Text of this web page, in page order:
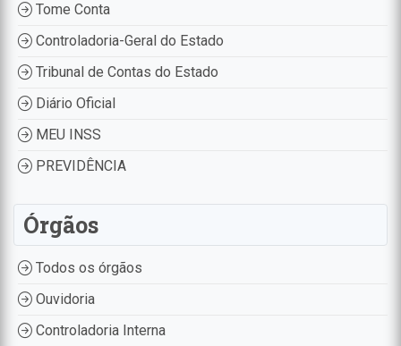
Tome Conta
Controladoria-Geral do Estado
Tribunal de Contas do Estado
Diário Oficial
MEU INSS
PREVIDÊNCIA
Órgãos
Todos os órgãos
Ouvidoria
Controladoria Interna